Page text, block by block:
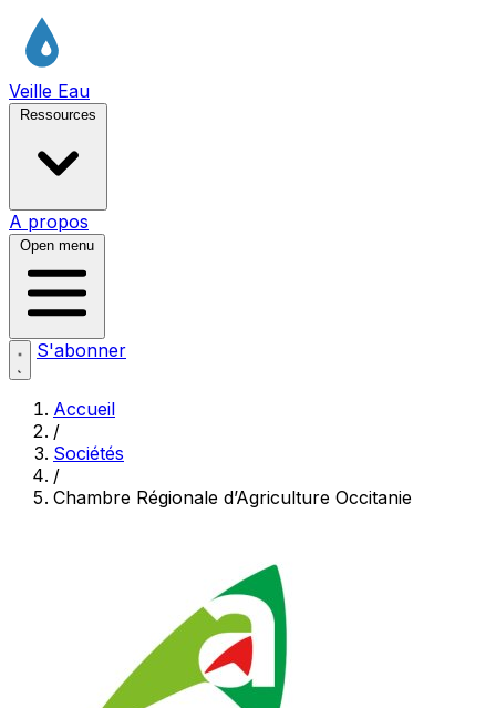
Veille Eau
Ressources
A propos
Open menu
S'abonner
Accueil
/
Sociétés
/
Chambre Régionale d’Agriculture Occitanie